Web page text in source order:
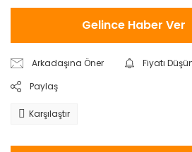
Gelince Haber Ver
Arkadaşına Öner
Fiyatı
Paylaş
Karşılaştır